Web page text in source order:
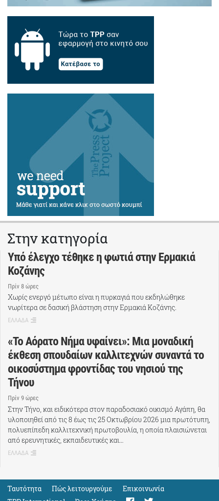
Στην κατηγορία
Υπό έλεγχο τέθηκε η φωτιά στην Ερμακιά
Κοζάνης
Πρίν 8 ώρες
Χωρίς ενεργό μέτωπο είναι η πυρκαγιά που εκδηλώθηκε
νωρίτερα σε δασική βλάστηση στην Ερμακιά Κοζάνης.
ΕΛΛΑΔΑ
«Το Αόρατο Νήμα υφαίνει»: Μια μοναδική
έκθεση σπουδαίων καλλιτεχνών συναντά το
οικοσύστημα φροντίδας του νησιού της
Τήνου
Πρίν 9 ώρες
Στην Τήνο, και ειδικότερα στον παραδοσιακό οικισμό Αγάπη, θα
υλοποιηθεί από τις 8 έως τις 25 Οκτωβρίου 2026 μια πρωτότυπη,
πολυεπίπεδη καλλιτεχνική πρωτοβουλία, η οποία πλαισιώνεται
από ερευνητικές, εκπαιδευτικές και…
ΕΛΛΑΔΑ
Ταυτότητα Πώς λειτουργούμε
Eπικοινωνία